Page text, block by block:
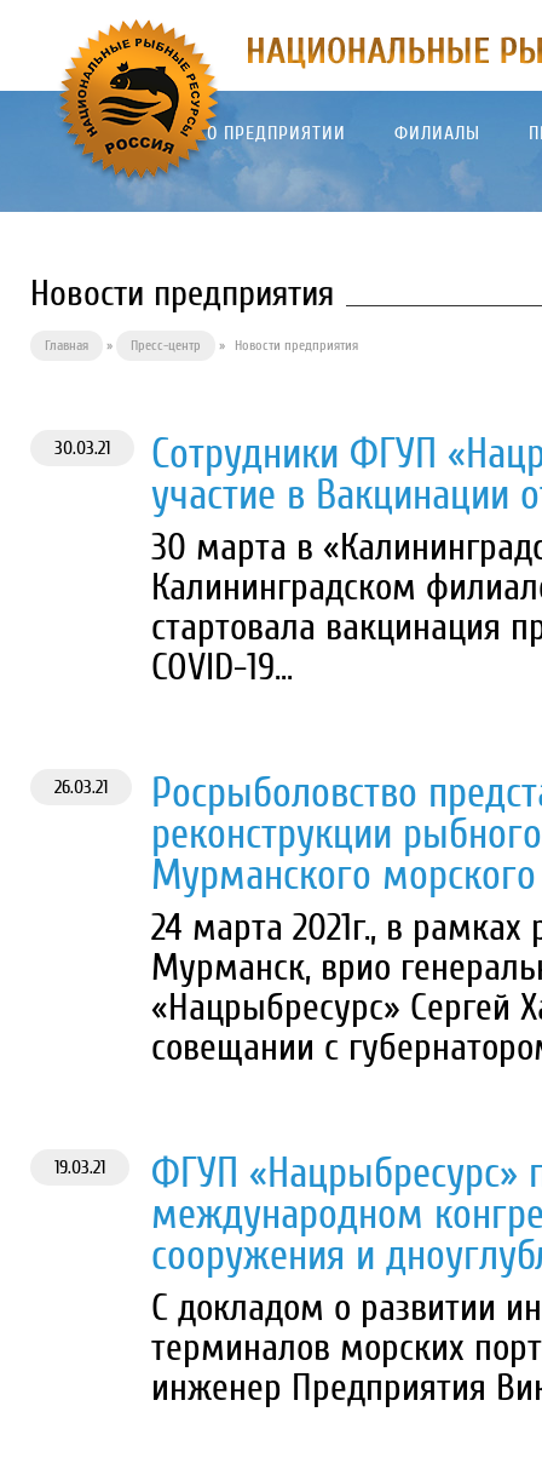
О ПРЕДПРИЯТИИ ФИЛИАЛЫ
Новости предприятия
Главная » Пресс-центр » Новости предприятия
30.03.21
Сотрудники ФГУП
участие в Вакцинации
30 марта в
Калининградском
стартовала вакцинация
COVID-19...
26.03.21
Росрыболовство
реконструкции
Мурманского
24 марта 2021г., в
Мурманск, врио
«Нацрыбресурс» Сергей
совещании с
19.03.21
ФГУП «Нацрыбресурс»
международном
сооружения и
С докладом о развитии
терминалов морских
инженер Предприятия